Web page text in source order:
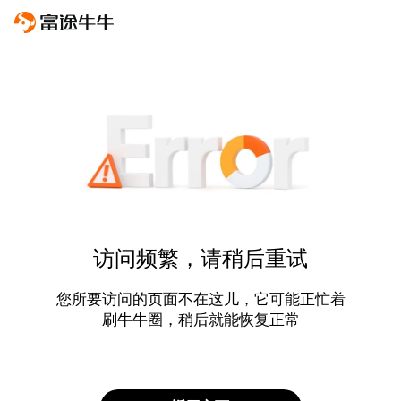
访问频繁，请稍后重试
您所要访问的页面不在这儿，它可能正忙着
刷牛牛圈，稍后就能恢复正常